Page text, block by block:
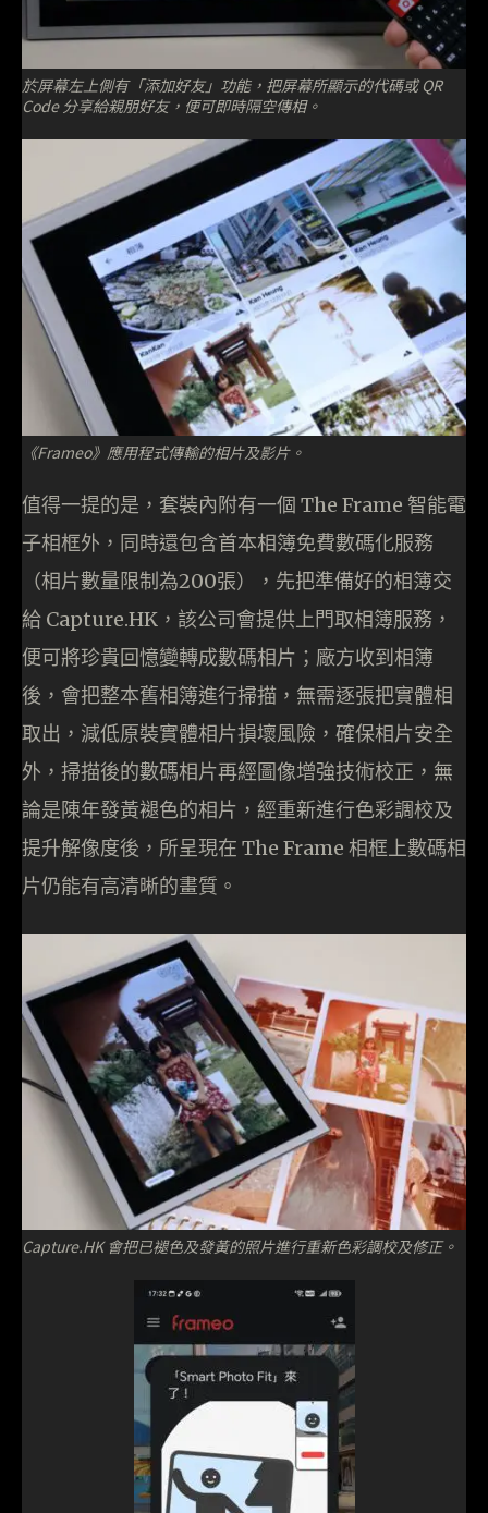
於屏幕左上側有「添加好友」功能，把屏幕所顯示的代碼或 QR
Code 分享給親朋好友，便可即時隔空傳相。
《Frameo》應用程式傳輸的相片及影片。
值得一提的是，套裝內附有一個 The Frame 智能電
子相框外，同時還包含首本相簿免費數碼化服務
（相片數量限制為200張），先把準備好的相簿交
給 Capture.HK，該公司會提供上門取相簿服務，
便可將珍貴回憶變轉成數碼相片；廠方收到相簿
後，會把整本舊相簿進行掃描，無需逐張把實體相
取出，減低原裝實體相片損壞風險，確保相片安全
外，掃描後的數碼相片再經圖像增強技術校正，無
論是陳年發黃褪色的相片，經重新進行色彩調校及
提升解像度後，所呈現在 The Frame 相框上數碼相
片仍能有高清晰的畫質。
Capture.HK 會把已褪色及發黃的照片進行重新色彩調校及修正。